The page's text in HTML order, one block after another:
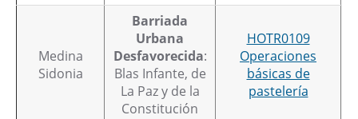
Medina
Sidonia
Barriada
Urbana
Desfavorecida:
Blas Infante, de
La Paz y de la
Constitución
HOTR0109
Operaciones
básicas de
pastelería